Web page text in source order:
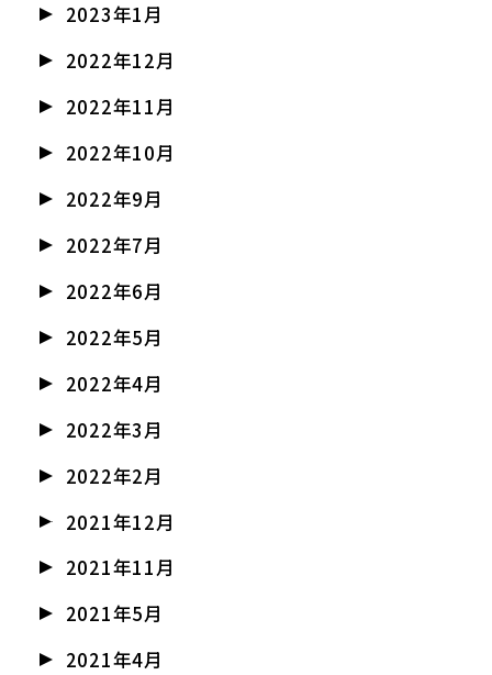
2023年1月
2022年12月
2022年11月
2022年10月
2022年9月
2022年7月
2022年6月
2022年5月
2022年4月
2022年3月
2022年2月
2021年12月
2021年11月
2021年5月
2021年4月